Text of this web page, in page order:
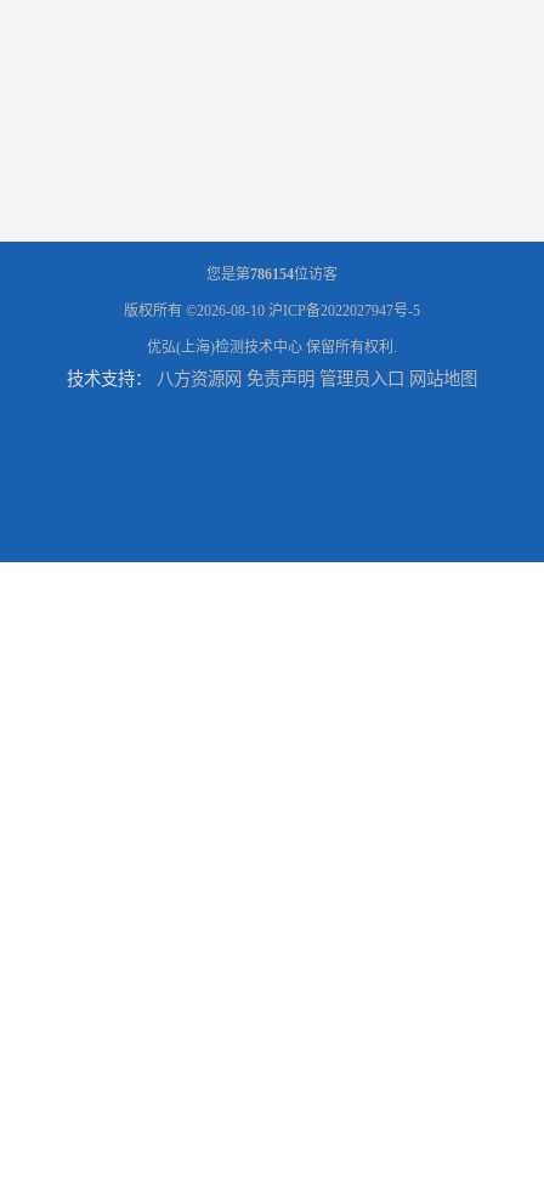
您是第786154位访客
版权所有 ©2026-08-10 沪ICP备2022027947号-5
优弘(上海)检测技术中心 保留所有权利.
技术支持： 八方资源网 免责声明 管理员入口 网站地图